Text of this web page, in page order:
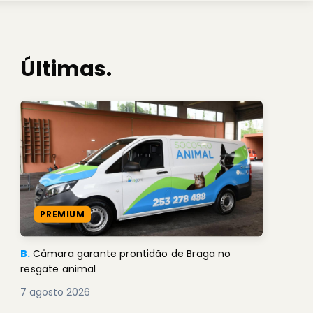
Últimas.
PREMIUM
B. Câmara garante prontidão de Braga no
resgate animal
7 agosto 2026